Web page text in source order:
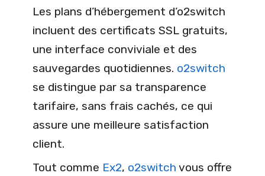
Les plans d’hébergement d’o2switch
incluent des certificats SSL gratuits,
une interface conviviale et des
sauvegardes quotidiennes. o2switch
se distingue par sa transparence
tarifaire, sans frais cachés, ce qui
assure une meilleure satisfaction
client.
Tout comme Ex2, o2switch vous offre